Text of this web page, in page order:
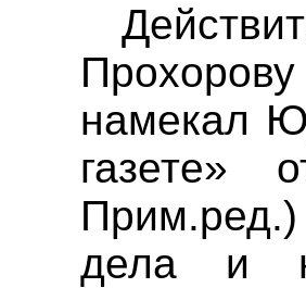
намекал
газете»
Прим.р
дела и